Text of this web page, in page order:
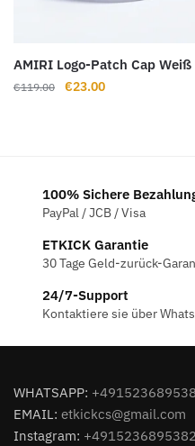
AMIRI Logo-Patch Cap Weiß
€119.00
Ursprünglicher
€23.00Aktueller
100% Sichere
PayPal / JCB / Visa
ETKICK Garantie
30 Tage Geld-zurück-
24/7-Support
Kontaktiere sie über
WHATSAPP:
EMAIL: etkickcs@gmail.com
Instagram: +4915236895382